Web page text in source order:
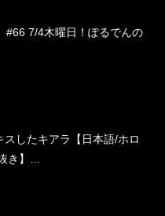
#66 7/4木曜日！ぽるでんの
スしたキアラ【日本語/ホロ
き】…